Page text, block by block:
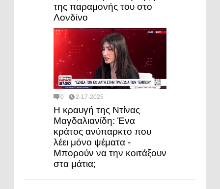
της παραμονής του στο
Λονδίνο
0 2-17-2025
Η κραυγή της Ντίνας
Μαγδαλιανίδη: Ένα
κράτος ανύπαρκτο που
λέει μόνο ψέματα -
Μπορούν να την κοιτάξουν
στα μάτια;